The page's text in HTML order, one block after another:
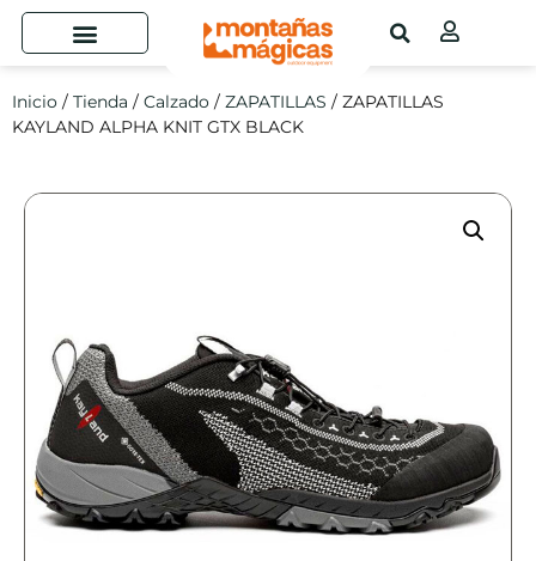
Inicio / Tienda / Calzado / ZAPATILLAS / ZAPATILLAS
KAYLAND ALPHA KNIT GTX BLACK